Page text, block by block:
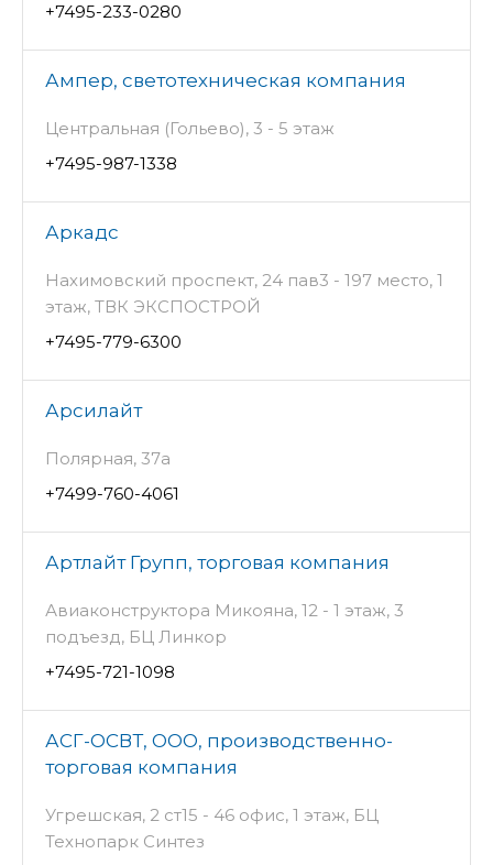
+7495-233-0280
Ампер, светотехническая компания
Центральная (Гольево), 3 - 5 этаж
+7495-987-1338
Аркадс
Нахимовский проспект, 24 пав3 - 197 место, 1
этаж, ТВК ЭКСПОСТРОЙ
+7495-779-6300
Арсилайт
Полярная, 37а
+7499-760-4061
Артлайт Групп, торговая компания
Авиаконструктора Микояна, 12 - 1 этаж, 3
подъезд, БЦ Линкор
+7495-721-1098
АСГ-ОСВТ, ООО, производственно-
торговая компания
Угрешская, 2 ст15 - 46 офис, 1 этаж, БЦ
Технопарк Синтез